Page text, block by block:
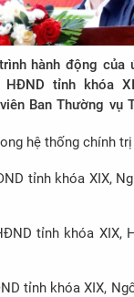
hành động của
HĐND tỉnh khóa
Ban Thường vụ
15 hệ thống chính trị
tỉnh khóa XIX,
tỉnh khóa XIX,
tỉnh khóa XIX,